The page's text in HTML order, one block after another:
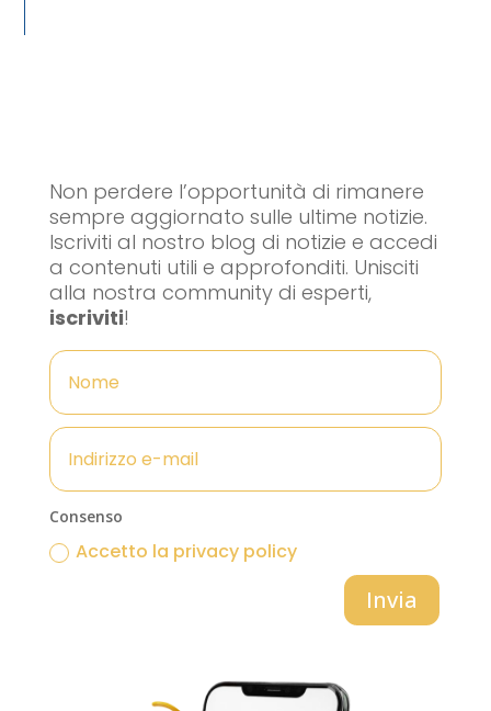
Non perdere l’opportunità di rimanere
sempre aggiornato sulle ultime notizie.
Iscriviti al nostro blog di notizie e accedi
a contenuti utili e approfonditi. Unisciti
alla nostra community di esperti,
iscriviti!
Consenso
Accetto la privacy policy
Invia